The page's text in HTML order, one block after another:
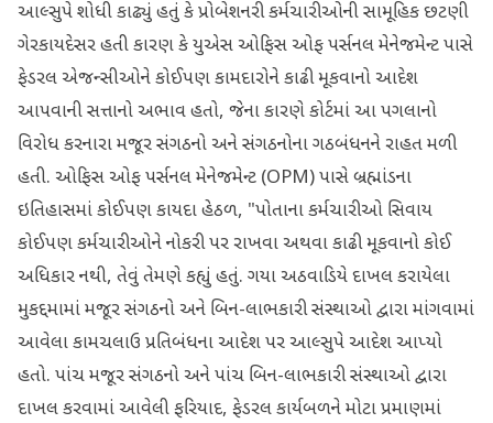
આલ્સુપે શોધી કાઢ્યું હતું કે પ્રોબેશનરી કર્મચારીઓની સામૂહિક છટણી
ગેરકાયદેસર હતી કારણ કે યુએસ ઓફિસ ઓફ પર્સનલ મેનેજમેન્ટ પાસે
ફેડરલ એજન્સીઓને કોઈપણ કામદારોને કાઢી મૂકવાનો આદેશ
આપવાની સત્તાનો અભાવ હતો, જેના કારણે કોર્ટમાં આ પગલાનો
વિરોધ કરનારા મજૂર સંગઠનો અને સંગઠનોના ગઠબંધનને રાહત મળી
હતી. ઓફિસ ઓફ પર્સનલ મેનેજમેન્ટ (OPM) પાસે બ્રહ્માંડના
ઇતિહાસમાં કોઈપણ કાયદા હેઠળ, "પોતાના કર્મચારીઓ સિવાય
કોઈપણ કર્મચારીઓને નોકરી પર રાખવા અથવા કાઢી મૂકવાનો કોઈ
અધિકાર નથી, તેવું તેમણે કહ્યું હતું. ગયા અઠવાડિયે દાખલ કરાયેલા
મુકદ્દમામાં મજૂર સંગઠનો અને બિન-લાભકારી સંસ્થાઓ દ્વારા માંગવામાં
આવેલા કામચલાઉ પ્રતિબંધના આદેશ પર આલ્સુપે આદેશ આપ્યો
હતો. પાંચ મજૂર સંગઠનો અને પાંચ બિન-લાભકારી સંસ્થાઓ દ્વારા
દાખલ કરવામાં આવેલી ફરિયાદ, ફેડરલ કાર્યબળને મોટા પ્રમાણમાં